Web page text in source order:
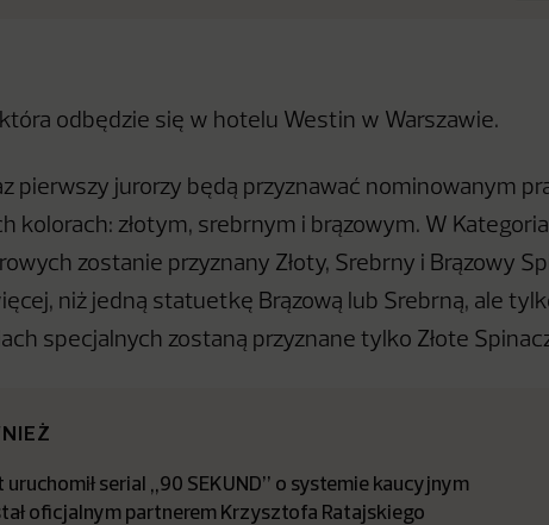
odbędzie się w hotelu Westin w Warszawie.
pierwszy jurorzy będą przyznawać nominowanym
kolorach: złotym, srebrnym i brązowym. W
zostanie przyznany Złoty, Srebrny i Brązowy
niż jedną statuetkę Brązową lub Srebrną, ale
specjalnych zostaną przyznane tylko Złote
uruchomił serial „90 SEKUND” o systemie kaucyjnym
oficjalnym partnerem Krzysztofa Ratajskiego